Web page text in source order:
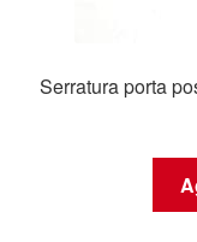
Serratura porta